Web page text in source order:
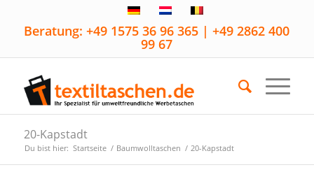
Beratung: +49 1575 36 96 365 | +49 2862 400
99 67
20-Kapstadt
Du bist hier: Startseite / Baumwolltaschen / 20-Kapstadt